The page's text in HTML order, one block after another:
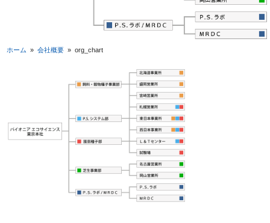
ホーム »会社概要 »org_chart